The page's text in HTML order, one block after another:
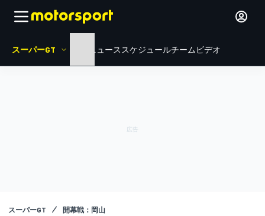
スーパーGT ニュース スケジュールチームビデオ
スーパーGT 開幕戦：岡山